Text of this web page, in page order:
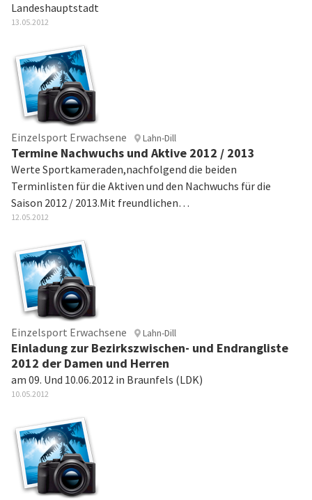
Landeshauptstadt
13.05.2012
Einzelsport Erwachsene Lahn-Dill
Termine Nachwuchs und Aktive 2012 / 2013
Werte Sportkameraden,nachfolgend die beiden
Terminlisten für die Aktiven und den Nachwuchs für die
Saison 2012 / 2013.Mit freundlichen…
12.05.2012
Einzelsport Erwachsene Lahn-Dill
Einladung zur Bezirkszwischen- und Endrangliste
2012 der Damen und Herren
am 09. Und 10.06.2012 in Braunfels (LDK)
10.05.2012